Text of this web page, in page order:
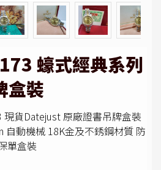
蠔式經典系列
盒裝
現貨Datejust 原廠證書吊牌盒裝
自動機械 18K金及不銹鋼材質 防
單盒裝